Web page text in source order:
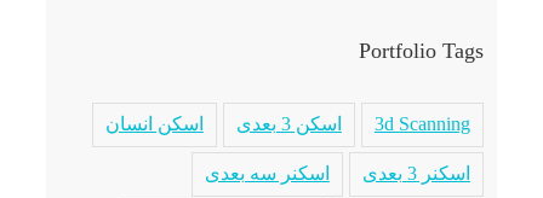
Portfolio Tags
3d Scanning اسکن 3 بعدی اسکن انسان
اسکنر 3 بعدی اسکنر سه بعدی